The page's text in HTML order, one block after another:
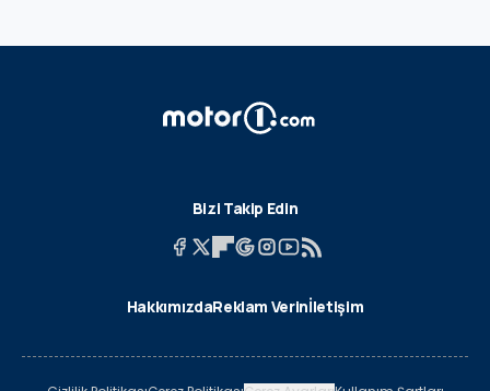
Bizi Takip Edin
HakkımızdaReklam Verinİletişim